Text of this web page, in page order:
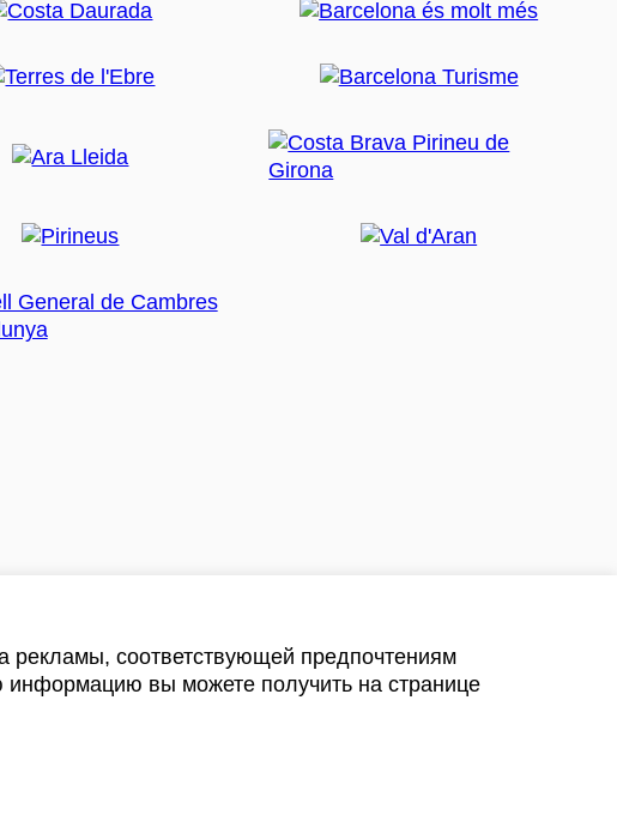
рекламы, соответствующей предпочтениям
информацию вы можете получить на странице